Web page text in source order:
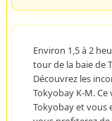
Environ 1,5 à 2
tour de la baie de
Découvrez les
Tokyobay K-M.
Tokyobay et vous